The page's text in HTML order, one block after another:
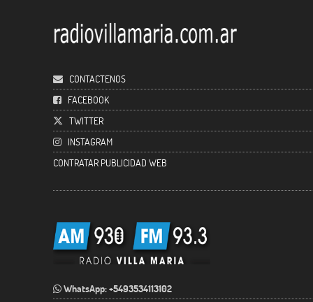
CONTACTENOS
FACEBOOK
TWITTER
INSTAGRAM
CONTRATAR PUBLICIDAD WEB
WhatsApp: +5493534113102